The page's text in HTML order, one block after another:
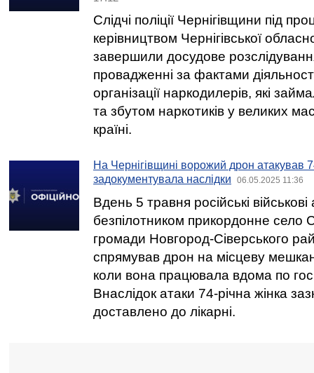
Слідчі поліції Чернігівщини під
керівництвом Чернігівської
завершили досудове
провадженні за фактами
організації наркодилерів, які
та збутом наркотиків у великих
країні.
На Чернігівщині ворожий дрон атакував
задокументувала наслідки
06.05.2025 11:36
Вдень 5 травня російські
безпілотником прикордонне село
громади Новгород-Сіверського
спрямував дрон на місцеву
коли вона працювала вдома по
Внаслідок атаки 74-річна жінка
доставлено до лікарні.